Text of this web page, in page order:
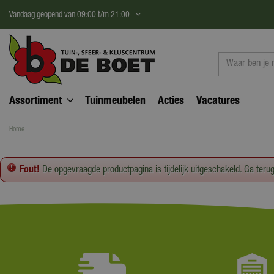
content
Home
Vandaag geopend van 09:00 t/m 21:00
Assortiment Tuinmeubelen Acties Vacatures
Fout! De opgevraagde productpagina is tijdelijk uitgeschakeld. Ga